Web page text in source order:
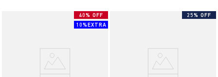
40% OFF
10%EXTRA
25% OFF